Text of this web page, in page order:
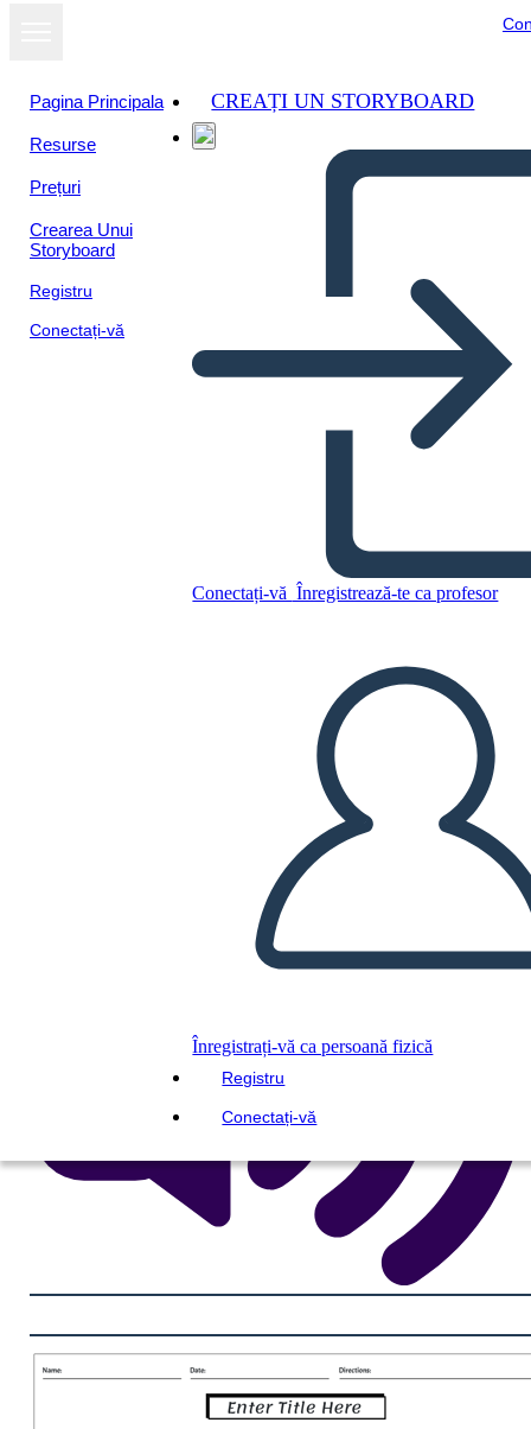
Pagina Principala
Resurse
Prețuri
Crearea Unui
Storyboard
Registru
Conectați-vă
CREAȚI UN STORYBOARD
Conectați-vă Înregistrează-te ca profesor
Înregistrați-vă ca persoană fizică
Registru
Conectați-vă
Štvorce Pracovného Listu
CREAȚI UN STORYBOARD
REDAȚI PREZENTAREA DE DIAPOZITIVE
CITESTE-MI
Vizualizați ca
prezentare de